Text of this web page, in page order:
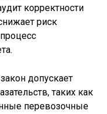
корректности
риск
допускает
таких как
перевозочные